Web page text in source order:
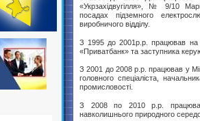
«Укрзахідвугілля», № 9/10
посадах підземного
виробничого відділу.
З 1995 до 2001р.р. працював на
«Приватбанк» та заступника
З 2001 до 2008 р.р. працював у
головного спеціаліста,
промисловості.
З 2008 по 2010 р.р. працював
навколишнього природного